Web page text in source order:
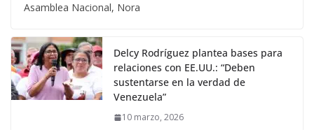
Asamblea Nacional, Nora
Delcy Rodríguez plantea bases para
relaciones con EE.UU.: “Deben
sustentarse en la verdad de
Venezuela”
10 marzo, 2026